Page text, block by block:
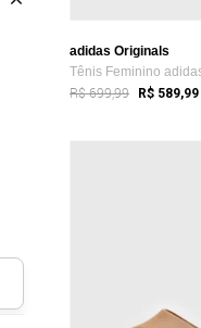
adidas Originals
R$ 699,99 R$ 589,99